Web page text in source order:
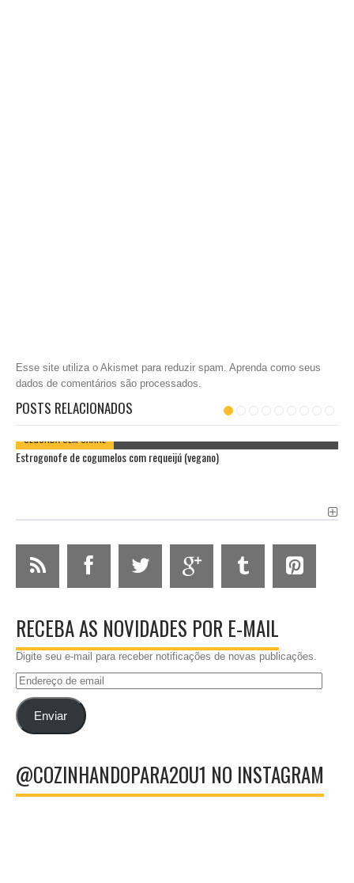
Esse site utiliza o Akismet para reduzir spam. Aprenda como seus
dados de comentários são processados
POSTS RELACIONADOS
SEGUNDA SEM CARNE
Estrogonofe de cogumelos com requeijú (vegano)
RECEBA AS NOVIDADES POR E-MAIL
Digite seu e-mail para receber notificações de novas publicações.
Endereço
emailEnviar
@COZINHANDOPARA2OU1 NO INSTAGRAM